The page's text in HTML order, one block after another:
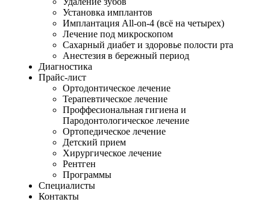
Установка имплантов
Имплантация All-on-4 (всё на четырех)
Лечение под микроскопом
Сахарный диабет и здоровье полости рта
Анестезия в бережный период
Диагностика
Прайс-лист
Ортодонтическое лечение
Терапевтическое лечение
Проффесиональная гигиена и
Пародонтологическое лечение
Ортопедическое лечение
Детский прием
Хирургическое лечение
Рентген
Программы
Специалисты
Контакты